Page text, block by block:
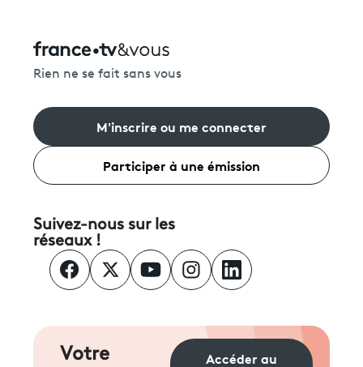
Rien ne se fait sans vous
M'inscrire ou me connecter
Participer à une émission
Suivez-nous sur les
réseaux !
Votre
Accéder au